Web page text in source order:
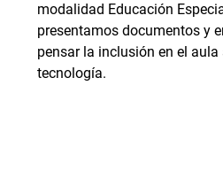
modalidad Educación
presentamos documentos y
pensar la inclusión en el aula
tecnología.